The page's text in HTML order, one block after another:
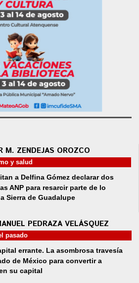
M. ZENDEJAS OROZCO
y salud
a Delfina Gómez declarar dos
ANP para resarcir parte de lo
Sierra de Guadalupe
PEDRAZA VELÁSQUEZ
pasado
errante. La asombrosa travesía
de México para convertir a
su capital